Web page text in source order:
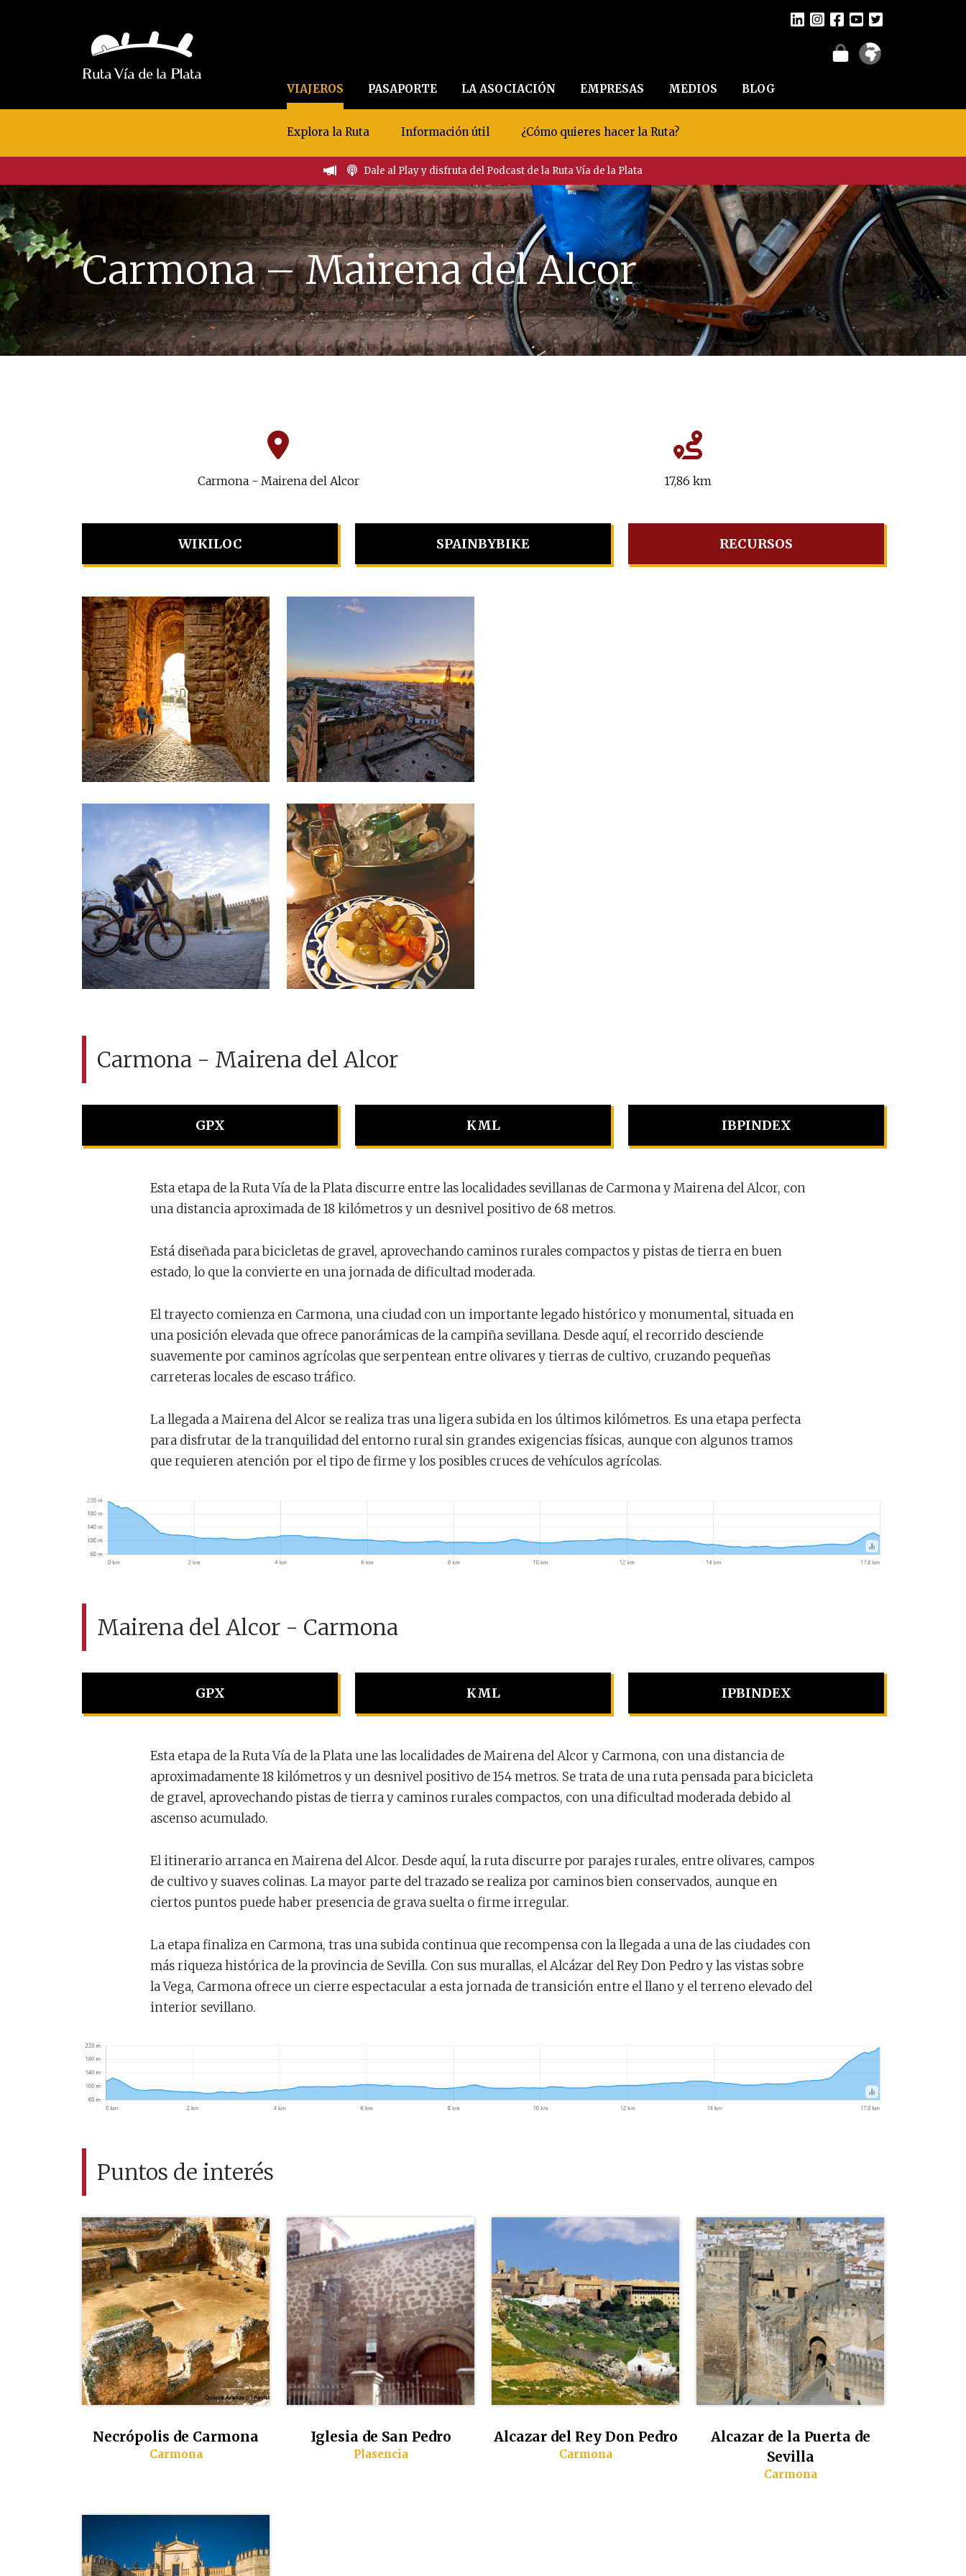
VIAJEROS PASAPORTE LA ASOCIACIÓN EMPRESAS MEDIOS BLOG
Explora la Ruta Información útil ¿Cómo quieres hacer la Ruta?
Dale al Play y disfruta del Podcast de la Ruta Vía de la Plata
Carmona – Mairena del Alcor
Carmona - Mairena del Alcor 17,86 km
WIKILOC SPAINBYBIKE RECURSOS
Carmona - Mairena del Alcor
GPX KML IBPINDEX
Esta etapa de la Ruta Vía de la Plata discurre entre las localidades sevillanas de Carmona y Mairena del Alcor, con
una distancia aproximada de 18 kilómetros y un desnivel positivo de 68 metros.
Está diseñada para bicicletas de gravel, aprovechando caminos rurales compactos y pistas de tierra en buen
estado, lo que la convierte en una jornada de dificultad moderada.
El trayecto comienza en Carmona, una ciudad con un importante legado histórico y monumental, situada en
una posición elevada que ofrece panorámicas de la campiña sevillana. Desde aquí, el recorrido desciende
suavemente por caminos agrícolas que serpentean entre olivares y tierras de cultivo, cruzando pequeñas
carreteras locales de escaso tráfico.
La llegada a Mairena del Alcor se realiza tras una ligera subida en los últimos kilómetros. Es una etapa perfecta
para disfrutar de la tranquilidad del entorno rural sin grandes exigencias físicas, aunque con algunos tramos
que requieren atención por el tipo de firme y los posibles cruces de vehículos agrícolas.
Mairena del Alcor - Carmona
GPX KML IPBINDEX
Esta etapa de la Ruta Vía de la Plata une las localidades de Mairena del Alcor y Carmona, con una distancia de
aproximadamente 18 kilómetros y un desnivel positivo de 154 metros. Se trata de una ruta pensada para bicicleta
de gravel, aprovechando pistas de tierra y caminos rurales compactos, con una dificultad moderada debido al
ascenso acumulado.
El itinerario arranca en Mairena del Alcor. Desde aquí, la ruta discurre por parajes rurales, entre olivares, campos
de cultivo y suaves colinas. La mayor parte del trazado se realiza por caminos bien conservados, aunque en
ciertos puntos puede haber presencia de grava suelta o firme irregular.
La etapa finaliza en Carmona, tras una subida continua que recompensa con la llegada a una de las ciudades con
más riqueza histórica de la provincia de Sevilla. Con sus murallas, el Alcázar del Rey Don Pedro y las vistas sobre
la Vega, Carmona ofrece un cierre espectacular a esta jornada de transición entre el llano y el terreno elevado del
interior sevillano.
Puntos de interés
Necrópolis de Carmona
Carmona
Iglesia de San Pedro
Plasencia
Alcazar del Rey Don Pedro
Carmona
Alcazar de la Puerta de
Sevilla
Carmona